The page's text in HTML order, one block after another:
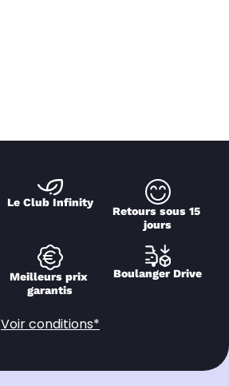
Le Club Infinity
Retours sous 15
jours
Meilleurs prix
garantis
Boulanger Drive
Voir conditions*